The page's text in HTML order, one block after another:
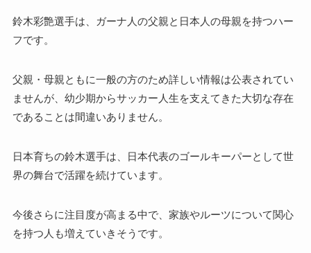
鈴木彩艶選手は、ガーナ人の父親と日本人の母親を持つハー
フです。
父親・母親ともに一般の方のため詳しい情報は公表されてい
ませんが、幼少期からサッカー人生を支えてきた大切な存在
であることは間違いありません。
日本育ちの鈴木選手は、日本代表のゴールキーパーとして世
界の舞台で活躍を続けています。
今後さらに注目度が高まる中で、家族やルーツについて関心
を持つ人も増えていきそうです。